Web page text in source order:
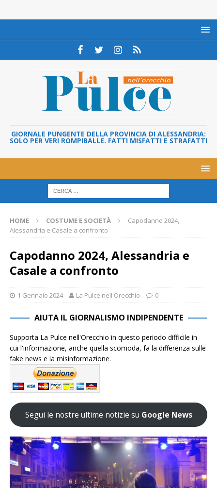
GIORNALE PUNGENTE DELLA PROVINCIA DI ALESSANDRIA:
SOLO PER VERI ROMPIBALLE. FATTI MISFATTI E STRAFATTI
HOME COSTUME E SOCIETÀ
Capodanno 2024,
Alessandria e Casale a confronto
Capodanno 2024, Alessandria e
Casale a confronto
1 Gennaio 2024 La Pulce nell'Orecchio 0
AIUTA IL GIORNALISMO INDIPENDENTE
Supporta La Pulce nell'Orecchio in questo periodo difficile in
cui l'informazione, anche quella scomoda, fa la differenza sulle
fake news e la misinformazione.
Segui le nostre ultime notizie su Google News